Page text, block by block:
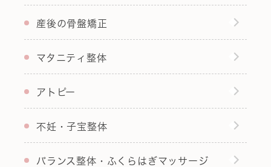
産後の骨盤矯正
マタニティ整体
アトピー
不妊・子宝整体
バランス整体・ふくらはぎマッサージ